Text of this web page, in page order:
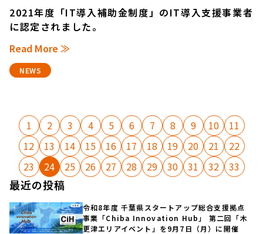
2021年度「IT導入補助金制度」のIT導入支援事業者
に認定されました。
Read More ≫
NEWS
1 2 3 4 5 6 7 8 9 10
11
12
13 14 15 16 17 18 19 20 21
22
23
24 25 26 27 28 29 30 31 32 33
最近の投稿
令和8年度 千葉県スタートアップ総合支援拠点
事業「Chiba Innovation Hub」 第二回「木
更津エリアイベント」を9月7日（月）に開催